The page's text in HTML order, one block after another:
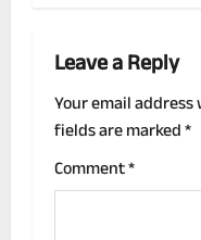
a
v
i
g
Leave a Reply
Your email
fields are marked*
Comment*